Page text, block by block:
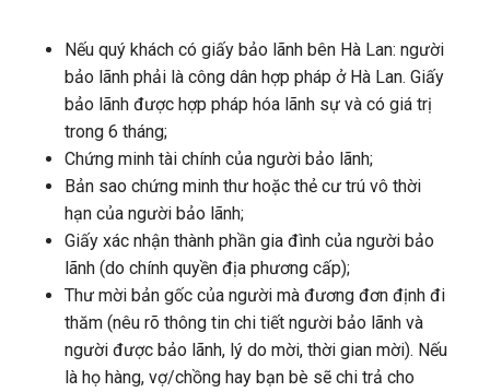
Nếu quý khách có giấy bảo lãnh bên Hà Lan: người
bảo lãnh phải là công dân hợp pháp ở Hà Lan. Giấy
bảo lãnh được hợp pháp hóa lãnh sự và có giá trị
trong 6 tháng;
Chứng minh tài chính của người bảo lãnh;
Bản sao chứng minh thư hoặc thẻ cư trú vô thời
hạn của người bảo lãnh;
Giấy xác nhận thành phần gia đình của người bảo
lãnh (do chính quyền địa phương cấp);
Thư mời bản gốc của người mà đương đơn định đi
thăm (nêu rõ thông tin chi tiết người bảo lãnh và
người được bảo lãnh, lý do mời, thời gian mời). Nếu
là họ hàng, vợ/chồng hay bạn bè sẽ chi trả cho